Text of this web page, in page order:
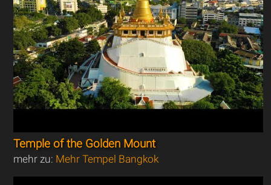
Temple of the Golden Mount
mehr zu: Mehr Tempel Bangkok